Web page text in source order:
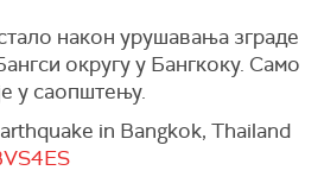
након урушавања зграде
округу у Бангкоку. Само
у саопштењу.
in Bangkok, Thailand